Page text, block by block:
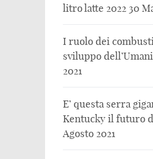
litro latte 2022 30
I ruolo dei
sviluppo
2021
E’ questa serra
Kentucky il futuro
Agosto 2021